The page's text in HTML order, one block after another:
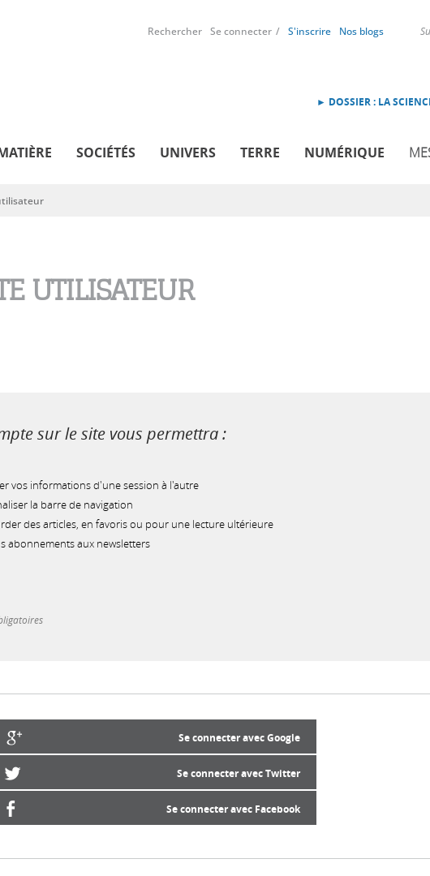
Rechercher Se connecter S'inscrire Nos blogs
► DOSSIER : LA
SOCIÉTÉS UNIVERS TERRE NUMÉRIQUE
UTILISATEUR
sur le site vous permettra :
vos informations d'une session à l'autre
la barre de navigation
des articles, en favoris ou pour une lecture ultérieure
abonnements aux newsletters
Se connecter avec Google
Se connecter avec Twitter
Se connecter avec Facebook